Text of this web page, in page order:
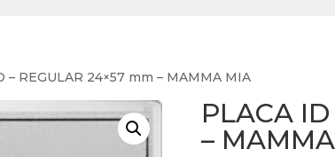
– REGULAR 24×57 mm – MAMMA MIA
PLACA
–